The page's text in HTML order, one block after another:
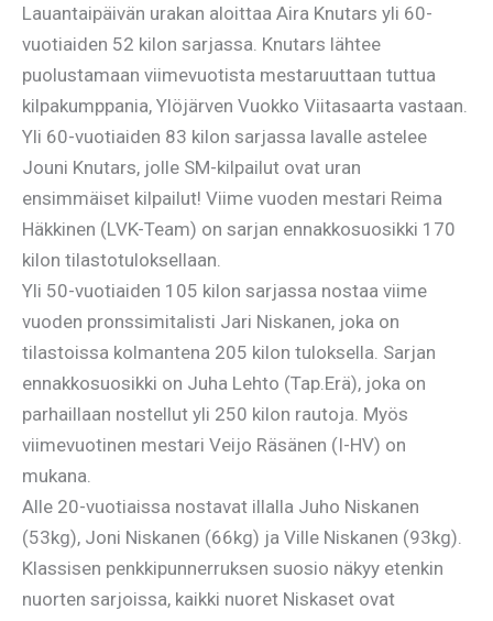
Lauantaipäivän urakan aloittaa Aira Knutars yli 60-
vuotiaiden 52 kilon sarjassa. Knutars lähtee
puolustamaan viimevuotista mestaruuttaan tuttua
kilpakumppania, Ylöjärven Vuokko Viitasaarta vastaan.
Yli 60-vuotiaiden 83 kilon sarjassa lavalle astelee
Jouni Knutars, jolle SM-kilpailut ovat uran
ensimmäiset kilpailut! Viime vuoden mestari Reima
Häkkinen (LVK-Team) on sarjan ennakkosuosikki 170
kilon tilastotuloksellaan.
Yli 50-vuotiaiden 105 kilon sarjassa nostaa viime
vuoden pronssimitalisti Jari Niskanen, joka on
tilastoissa kolmantena 205 kilon tuloksella. Sarjan
ennakkosuosikki on Juha Lehto (Tap.Erä), joka on
parhaillaan nostellut yli 250 kilon rautoja. Myös
viimevuotinen mestari Veijo Räsänen (I-HV) on
mukana.
Alle 20-vuotiaissa nostavat illalla Juho Niskanen
(53kg), Joni Niskanen (66kg) ja Ville Niskanen (93kg).
Klassisen penkkipunnerruksen suosio näkyy etenkin
nuorten sarjoissa, kaikki nuoret Niskaset ovat